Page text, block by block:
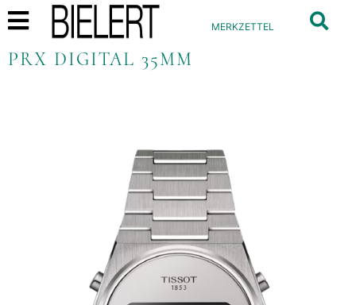
MERKZETTEL
PRX DIGITAL 35MM